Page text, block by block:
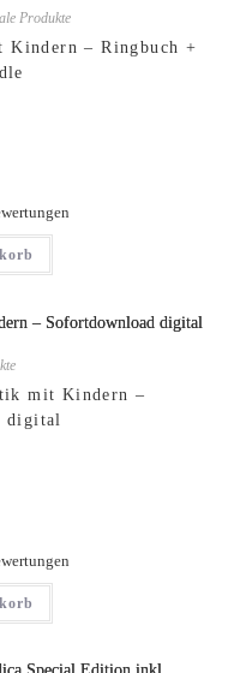
Produkte
Kindern – Ringbuch +
mit Kindern –
digital